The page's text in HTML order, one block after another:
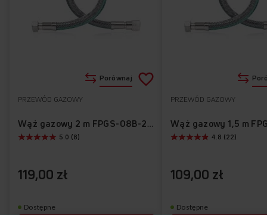
Dostępne
PRZEWÓD GAZOWY
Wąż gazowy 2 m FPGS-08B-200
5.0 (8)
119,00 zł
Porównaj Dodaj
listyulubionych
Dostępne
PRZEWÓD GAZOWY
4.8 (22)
109,00 zł